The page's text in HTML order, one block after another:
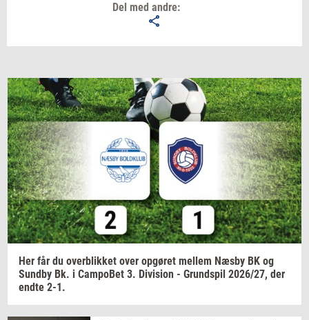
Navn
Jeg vil gerne modtage et nyhedsoverblik, samt
relevante tilbud og brugerfordele på mail. Det er altid
muligt at afmelde.
Privatlivspolitik.
Del med andre:
Her får du over­blik­ket over op­gø­ret mel­lem Næsby BK og
Sund­by Bk. i Cam­po­Bet 3. Di­vi­sion - Grund­spil 2026/27, der
endte 2-1.